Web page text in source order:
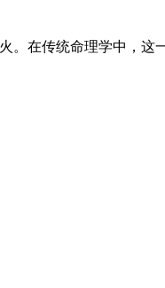
在传统命理学中，这